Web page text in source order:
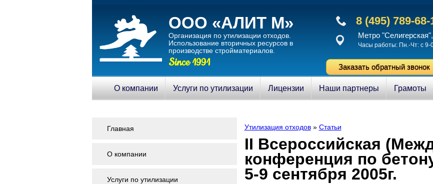
ООО «АЛИТ М»
Организация по утилизации отходов.
Использование вторичныx ресурсов в
производстве стройматериалов.
Since 1991
8 (495) 789-68-
Метро
Часы работы: Пн.-Чт: с 9-
Заказать обратный звонок
О компании Услуги по утилизации Лицензии Наши партнеры Грамоты
Утилизация отходов» Статьи
II Всеросcийская
конференция по
5-9 сентября 2005г.
Главная
О компании
Услуги по утилизации